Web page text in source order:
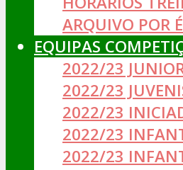
ARQUIVO POR
EQUIPAS
2022/23
2022/23
2022/23
2022/23
2022/23